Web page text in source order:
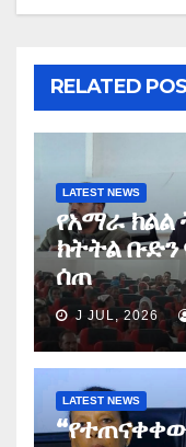
RELATED
LATEST NEWS
የአማራ ክልል
ክትትል
ሰጠ
J JUL, 2026
LATEST NEWS